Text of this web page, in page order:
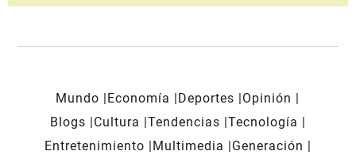
Mundo Economía Deportes
Opinión
Blogs
Cultura Tendencias Tecnología
Entretenimiento
Multimedia
Generación